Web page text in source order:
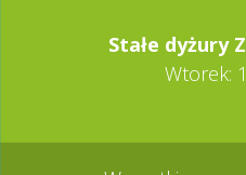
Stałe dy­żury
Wtorek: